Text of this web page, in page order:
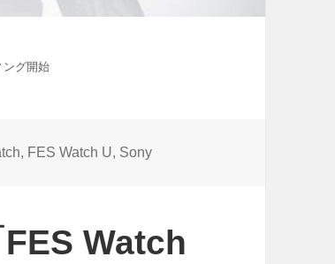
ング開始
, FES Watch U, Sony
Watch